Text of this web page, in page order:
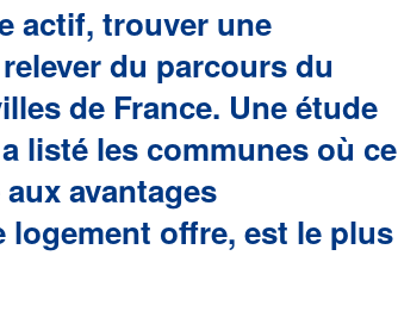
actif, trouver une
du parcours du
de France. Une étude
listé les communes où ce
avantages
offre, est le plus